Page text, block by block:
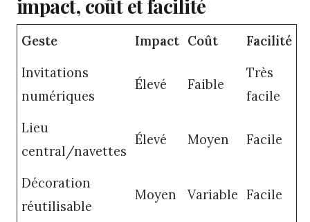
impact, coût et facilité
Geste Impact Coût
Facilité
Invitations
numériques
Élevé Faible
Très
facile
Lieu
central/navettes
Élevé Moyen Facile
Décoration
réutilisable
Moyen Variable Facile